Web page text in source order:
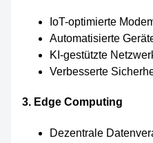
IoT-optimierte
Automatisierte
KI-gestützte
Verbesserte
3. Edge Computing
Dezentrale